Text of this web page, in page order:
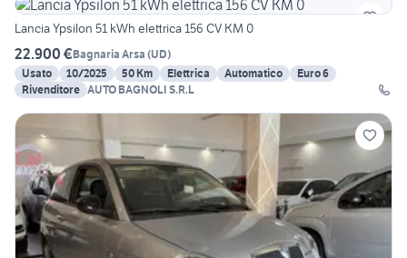
Lancia Ypsilon 51 kWh elettrica 156 CV KM 0
22.900 €Bagnaria Arsa (UD)
Usato
10/2025 50 Km Elettrica Automatico
Euro 6
Rivenditore AUTO BAGNOLI S.R.L